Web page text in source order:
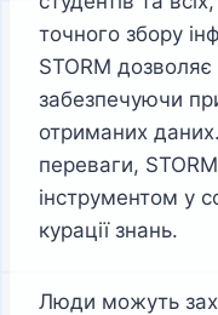
точного збору
STORM
забезпечуючи
отриманих
переваги,
інструментом у
курації знань.
Люди можуть